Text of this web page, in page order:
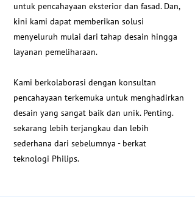
untuk pencahayaan eksterior dan fasad. Dan,
kini kami dapat memberikan solusi
menyeluruh mulai dari tahap desain hingga
layanan pemeliharaan.
Kami berkolaborasi dengan konsultan
pencahayaan terkemuka untuk menghadirkan
desain yang sangat baik dan unik. Penting.
sekarang lebih terjangkau dan lebih
sederhana dari sebelumnya - berkat
teknologi Philips.